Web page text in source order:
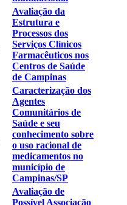
Avaliação da
Estrutura e
Processos dos
Serviços Clínicos
Farmacêuticos nos
Centros de Saúde
de Campinas
Caracterização dos
Agentes
Comunitários de
Saúde e seu
conhecimento sobre
o uso racional de
medicamentos no
município de
Campinas/SP
Avaliação de
Possível Associação